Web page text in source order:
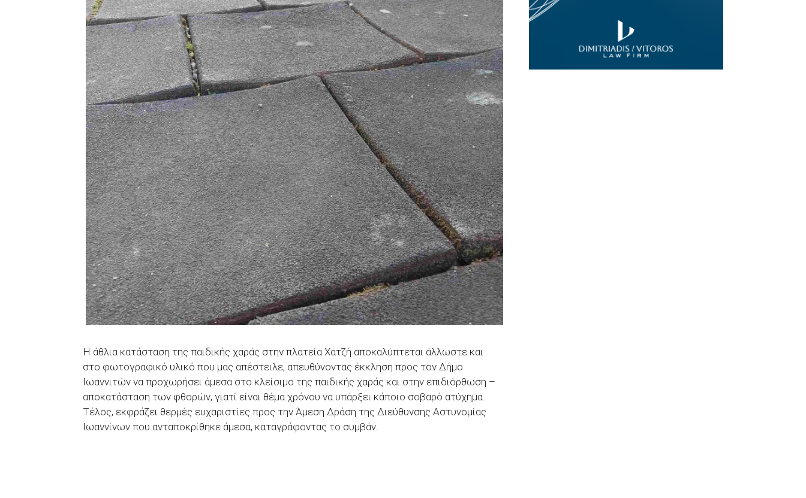
Η άθλια κατάσταση της παιδικής χαράς στην πλατεία Χατζή αποκαλύπτεται άλλωστε και
στο φωτογραφικό υλικό που μας απέστειλε, απευθύνοντας έκκληση προς τον Δήμο
Ιωαννιτών να προχωρήσει άμεσα στο κλείσιμο της παιδικής χαράς και στην επιδιόρθωση –
αποκατάσταση των φθορών, γιατί είναι θέμα χρόνου να υπάρξει κάποιο σοβαρό ατύχημα.
Τέλος, εκφράζει θερμές ευχαριστίες προς την Άμεση Δράση της Διεύθυνσης Αστυνομίας
Ιωαννίνων που ανταποκρίθηκε άμεσα, καταγράφοντας το συμβάν.